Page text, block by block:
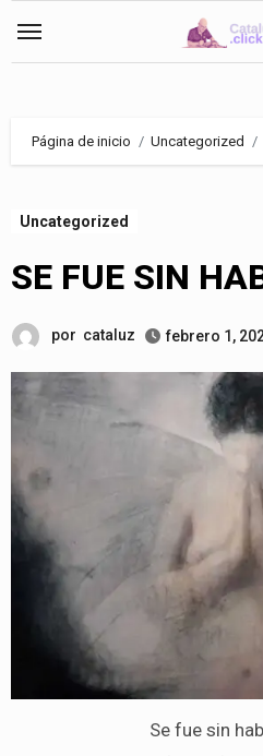
Página de inicio Uncategorized
Uncategorized
SE FUE SIN
por cataluz febrero 1,
Se fue sin